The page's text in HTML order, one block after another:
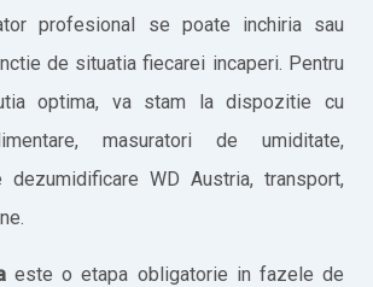
profesional se poate inchiria sau
de situatia fiecarei incaperi. Pentru
optima, va stam la dispozitie cu
masuratori de umiditate,
dezumidificare WD Austria, transport,
este o etapa obligatorie in fazele de